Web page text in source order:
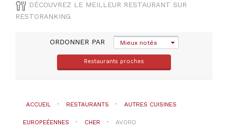
COMUNE
Autres
europeéennes
DÉCOUVREZ LE MEILLEUR RESTAURANT SUR
RESTORANKING
ORDONNER PAR Mieux notés
Restaurants proches
ACCUEIL RESTAURANTS AUTRES CUISINES
EUROPEÉENNES CHER AVORD